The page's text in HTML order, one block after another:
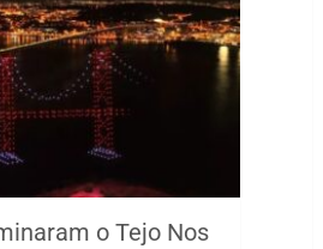
o Tejo Nos